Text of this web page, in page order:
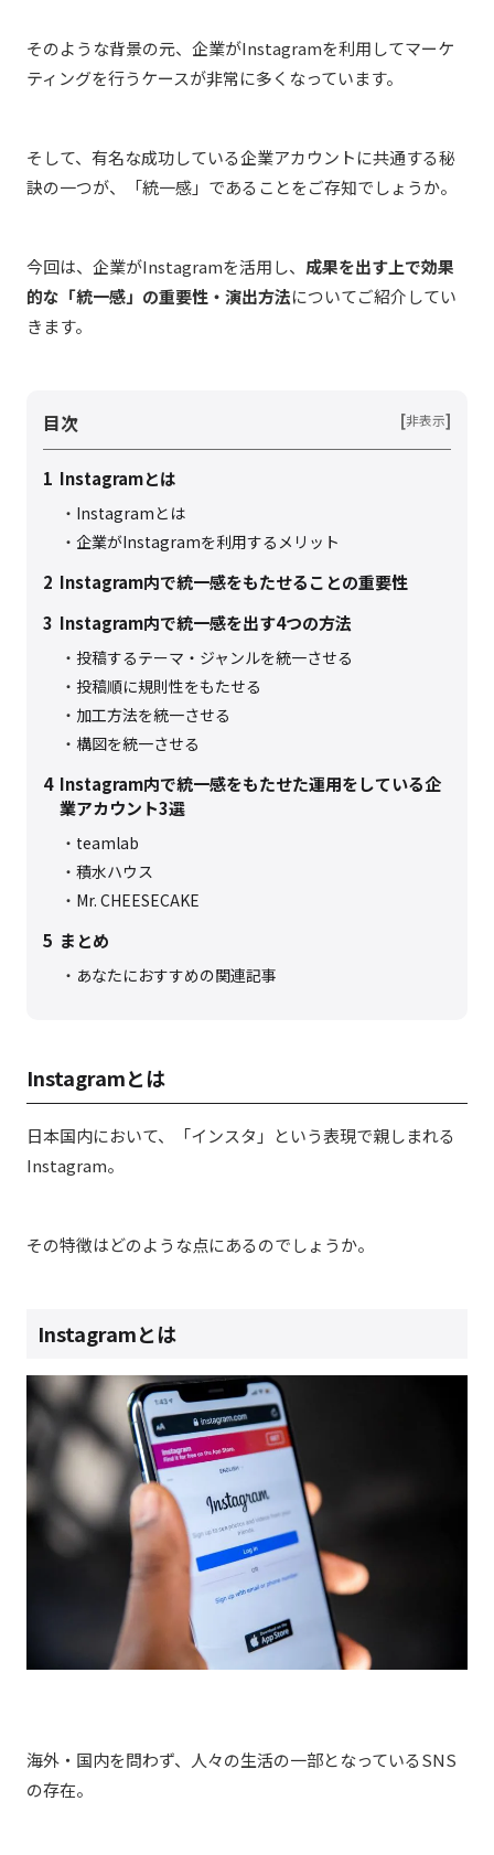
そのような背景の元、企業がInstagramを利用してマーケ
ティングを行うケースが非常に多くなっています。
そして、有名な成功している企業アカウントに共通する秘
訣の一つが、「統一感」であることをご存知でしょうか。
今回は、企業がInstagramを活用し、 成果を出す上で効果
的な「統一感」の重要性・演出方法についてご紹介してい
きます。
目次 [非表示]
1 Instagramとは
Instagramとは
企業がInstagramを利用するメリット
2 Instagram内で統一感をもたせることの重要性
3 Instagram内で統一感を出す4つの方法
投稿するテーマ・ジャンルを統一させる
投稿順に規則性をもたせる
加工方法を統一させる
構図を統一させる
4 Instagram内で統一感をもたせた運用をしている企
業アカウント3選
teamlab
積水ハウス
Mr. CHEESECAKE
5 まとめ
あなたにおすすめの関連記事
Instagramとは
日本国内において、「インスタ」という表現で親しまれる
Instagram。
その特徴はどのような点にあるのでしょうか。
Instagramとは
海外・国内を問わず、人々の生活の一部となっているSNS
の存在。